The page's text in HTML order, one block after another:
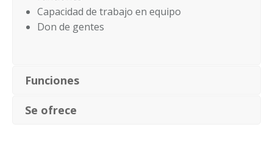
Capacidad de trabajo en equipo
Don de gentes
Funciones
Se ofrece